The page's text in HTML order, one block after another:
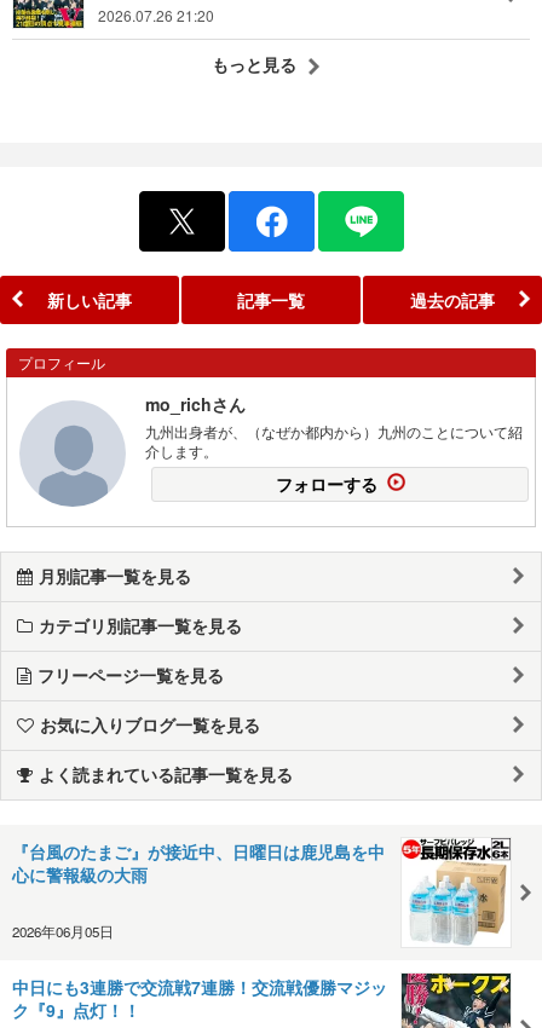
2026.07.26 21:20
もっと見る
新しい記事 記事一覧 過去の記事
プロフィール
mo_richさん
九州出身者が、（なぜか都内から）九州のことについて紹
介します。
フォローする
月別記事一覧を見る
カテゴリ別記事一覧を見る
フリーページ一覧を見る
お気に入りブログ一覧を見る
よく読まれている記事一覧を見る
『台風のたまご』が接近中、日曜日は鹿児島を中
心に警報級の大雨
2026年06月05日
中日にも3連勝で交流戦7連勝！交流戦優勝マジッ
ク『9』点灯！！